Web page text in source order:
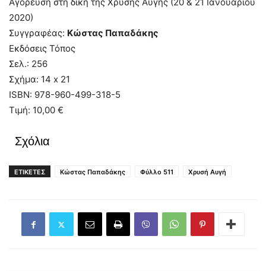
Αγόρευση στη δίκη της Χρυσής Αυγής (20 & 21 Ιανουαρίου
2020)
Συγγραφέας: Κώστας Παπαδάκης
Εκδόσεις Τόπος
Σελ.: 256
Σχήμα: 14 x 21
ISBN: 978-960-499-318-5
Τιμή: 10,00 €
Σχόλια
ΕΤΙΚΕΤΕΣ Κώστας Παπαδάκης Φύλλο 511 Χρυσή Αυγή